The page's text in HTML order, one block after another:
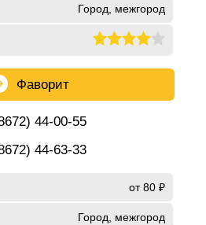
Город, межгород
Фаворит
44-00-55
44-63-33
от 80 ₽
Город, межгород